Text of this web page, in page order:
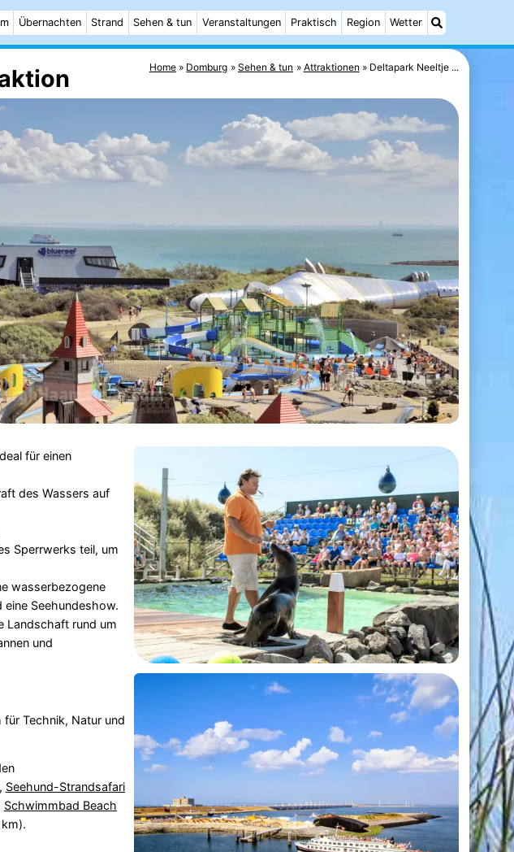
Übernachten Strand Sehen & tun Veranstaltungen Praktisch Region Wetter
Home Domburg Sehen & tun Attraktionen Deltapark Neeltje ...
für einen
des Wassers auf
Sperrwerks teil, um
wasserbezogene
Seehundeshow.
Landschaft rund um
und
für Technik, Natur und
Seehund-Strandsafari
Schwimmbad Beach